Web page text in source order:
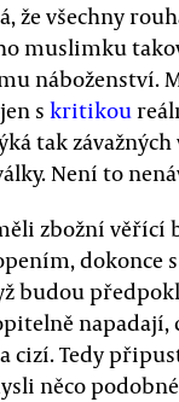
že všechny
muslimku
náboženství.
s kritikou
tak
Není to
zbožní věřící
dokonce
budou
napadají,
cizí. Tedy
něco